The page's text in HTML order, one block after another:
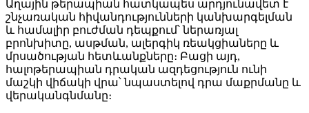
Աղային թերապիան հատկապես արդյունավետ է
շնչառական հիվանդությունների կանխարգելման
և համալիր բուժման դեպքում՝ ներառյալ
բրոնխիտը, ասթման, ալերգիկ ռեակցիաները և
մրսածության հետևանքները։ Բացի այդ,
հալոթերապիան դրական ազդեցություն ունի
մաշկի վիճակի վրա՝ նպաստելով դրա մաքրմանը և
վերականգնմանը։